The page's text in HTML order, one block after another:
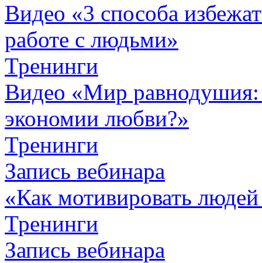
Видео «3 способа
работе с людьми»
Тренинги
Видео «Мир равнодушия:
экономии любви?»
Тренинги
Запись вебинара
«Как мотивировать
Тренинги
Запись вебинара